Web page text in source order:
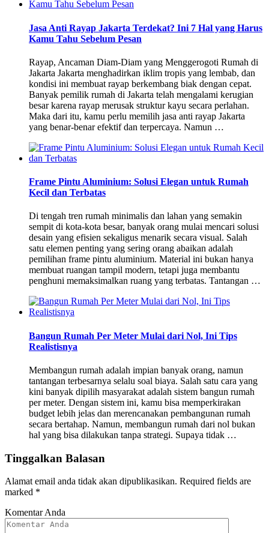
Jasa Anti Rayap Jakarta Terdekat? Ini 7 Hal yang Harus
Kamu Tahu Sebelum Pesan
Rayap, Ancaman Diam-Diam yang Menggerogoti Rumah di
Jakarta Jakarta menghadirkan iklim tropis yang lembab, dan
kondisi ini membuat rayap berkembang biak dengan cepat.
Banyak pemilik rumah di Jakarta telah mengalami kerugian
besar karena rayap merusak struktur kayu secara perlahan.
Maka dari itu, kamu perlu memilih jasa anti rayap Jakarta
yang benar-benar efektif dan terpercaya. Namun …
Frame Pintu Aluminium: Solusi Elegan untuk Rumah
Kecil dan Terbatas
Di tengah tren rumah minimalis dan lahan yang semakin
sempit di kota-kota besar, banyak orang mulai mencari solusi
desain yang efisien sekaligus menarik secara visual. Salah
satu elemen penting yang sering orang abaikan adalah
pemilihan frame pintu aluminium. Material ini bukan hanya
membuat ruangan tampil modern, tetapi juga membantu
penghuni memaksimalkan ruang yang terbatas. Tantangan …
Bangun Rumah Per Meter Mulai dari Nol, Ini Tips
Realistisnya
Membangun rumah adalah impian banyak orang, namun
tantangan terbesarnya selalu soal biaya. Salah satu cara yang
kini banyak dipilih masyarakat adalah sistem bangun rumah
per meter. Dengan sistem ini, kamu bisa memperkirakan
budget lebih jelas dan merencanakan pembangunan rumah
secara bertahap. Namun, membangun rumah dari nol bukan
hal yang bisa dilakukan tanpa strategi. Supaya tidak …
Tinggalkan Balasan
Alamat email anda tidak akan dipublikasikan. Required fields are
marked *
Komentar Anda